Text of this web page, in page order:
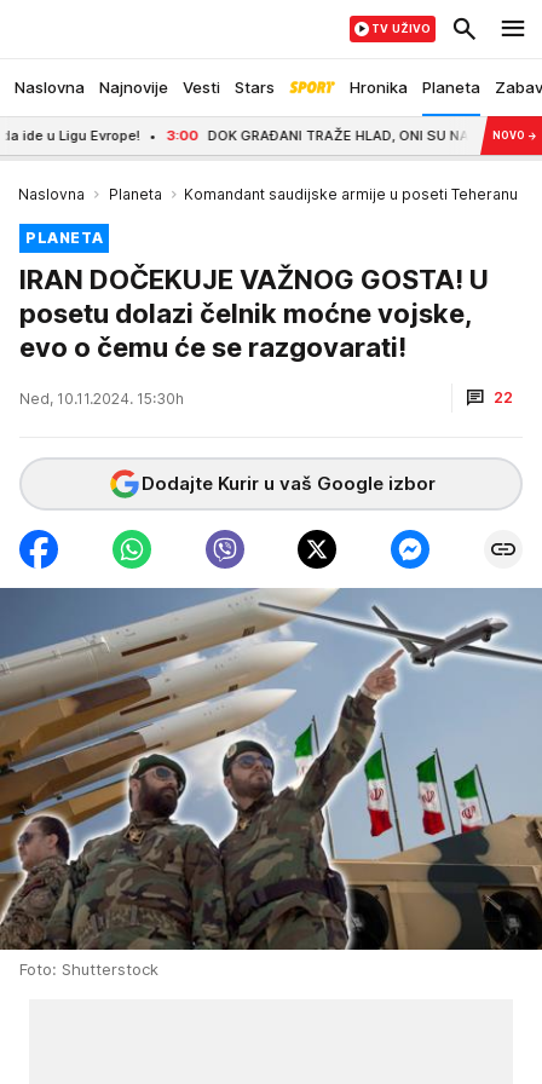
Naslovna Najnovije Vesti Stars Hronika Planeta
TV UŽIVO
Ligu Evrope! 3:00 DOK GRAĐANI TRAŽE HLAD, ONI SU NA UŽARENOM
NOVO →
Naslovna Planeta Komandant saudijske armije u poseti Teheranu
PLANETA
IRAN DOČEKUJE VAŽNOG GOSTA! U
posetu dolazi čelnik moćne vojske,
evo o čemu će se razgovarati!
Ned, 10.11.2024. 15:30h 22
Dodajte Kurir u vaš Google izbor
Foto: Shutterstock